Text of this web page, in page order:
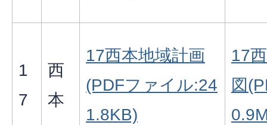
1
7
西
本
17西本地域計画
(PDFファイル:24
1.8KB)
17
図